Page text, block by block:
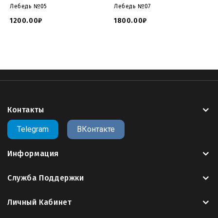
Лебедь №05
1200.00₽
Лебедь №07
1800.00₽
Контакты
Telegram ВКонтакте
Информация
Служба Поддержки
Личный Кабинет